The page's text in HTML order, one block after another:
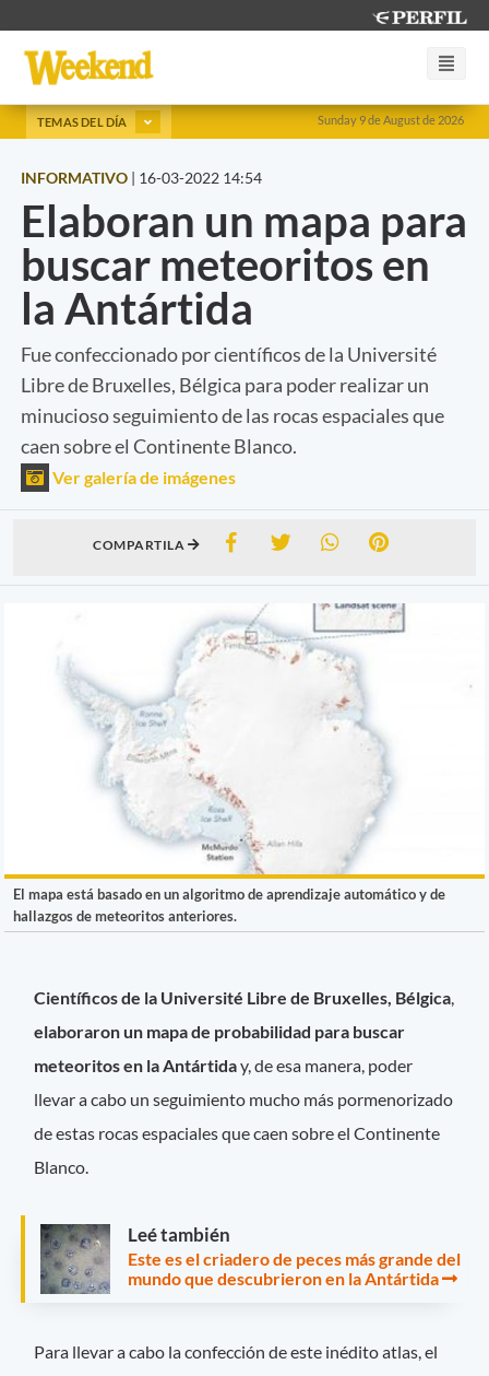
Sunday 9 de August de 2026
TEMAS DEL DÍA
INFORMATIVO | 16-03-2022 14:54
Elaboran un mapa para
buscar meteoritos en
la Antártida
Fue confeccionado por científicos de la Université
Libre de Bruxelles, Bélgica para poder realizar un
minucioso seguimiento de las rocas espaciales que
caen sobre el Continente Blanco.
Ver galería de imágenes
COMPARTILA
El mapa está basado en un algoritmo de aprendizaje automático y de
hallazgos de meteoritos anteriores.
Científicos de la Université Libre de Bruxelles, Bélgica
elaboraron un mapa de probabilidad para buscar
meteoritos en la Antártiday, de esa manera, poder
llevar a cabo un seguimiento mucho más pormenorizado
de estas rocas espaciales que caen sobre el Continente
Blanco.
Leé también
Este es el criadero de peces más grande del
mundo que descubrieron en la Antártida
Para llevar a cabo la confección de este inédito atlas, el